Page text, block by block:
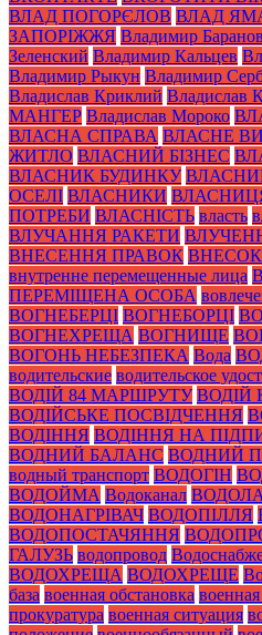
ВЛАД ПОГОРЄЛОВ ВЛАД
ЗАПОРІЖЖЯ Владимир Баранов
Зеленский Владимир Кальцев
Владимир Рыкун Владимир
Владислав Криклий Владислав
МАНГЕР Владислав Мороко
ВЛАСНА СПРАВА ВЛАСНЕ
ЖИТЛО ВЛАСНИЙ БІЗНЕС
ВЛАСНИК БУДИНКУ
ОСЕЛІ ВЛАСНИКИ
ПОТРЕБИ ВЛАСНІСТЬ власть
ВЛУЧАННЯ РАКЕТИ
ВНЕСЕННЯ ПРАВОК ВНЕСОК
внутренне перемещенные лица
ПЕРЕМІЩЕНА ОСОБА
ВОГНЕБЕРЦІ ВОГНЕБОРЦІ
ВОГНЕХРЕЩА ВОГНИЩЕ
ВОГОНЬ НЕБЕЗПЕКА Вода
водительские водительское
ВОДІЙ 84 МАРШРУТУ ВОДІЙ
ВОДІЙСЬКЕ ПОСВІДЧЕННЯ
ВОДІННЯ ВОДІННЯ НА
ВОДНИЙ БАЛАНС ВОДНИЙ
водный транспорт ВОДОГІН
ВОДОЙМА Водоканал
ВОДОНАГРІВАЧ ВОДОПІЛЛЯ
ВОДОПОСТАЧЯННЯ
ГАЛУЗЬ водопровод
ВОДОХРЕЩА ВОДОХРЕЩЕ
база военная обстановка
прокуратура военная ситуация